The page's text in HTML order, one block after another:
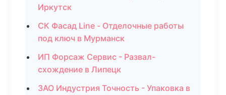
Иркутск
СК Фасад Line - Отделочные работы
под ключ в Мурманск
ИП Форсаж Сервис - Развал-
схождение в Липецк
ЗАО Индустрия Точность - Упаковка в